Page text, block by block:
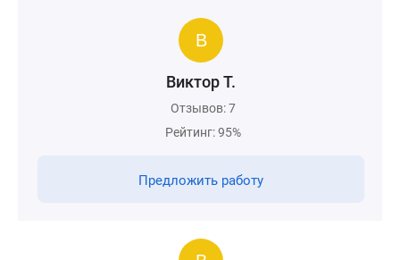
Виктор Т.
Отзывов: 7
Рейтинг: 95%
Предложить работу